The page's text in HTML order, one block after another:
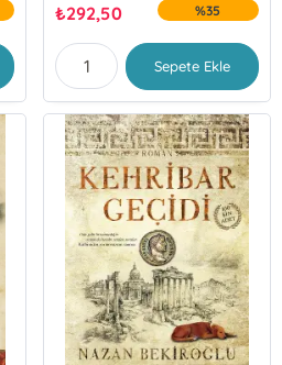
₺292,50 %35
Sepete Ekle